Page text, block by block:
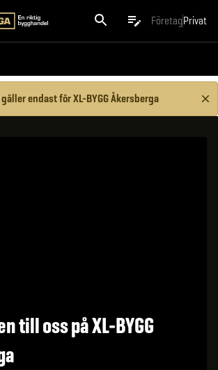
FöretagPrivat
endast för XL-BYGG Åkersberga
till oss på XL-BYGG